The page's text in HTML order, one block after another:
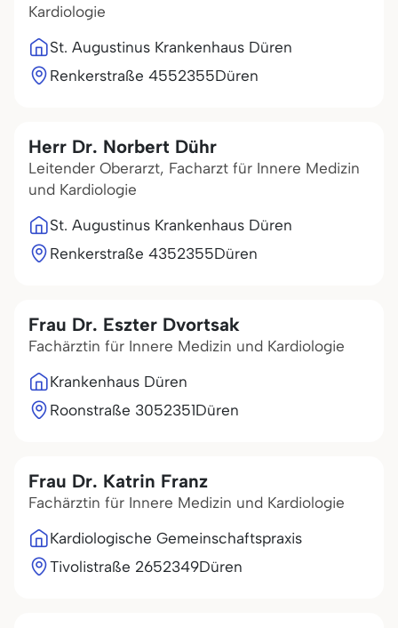
Kardiologie
St. Augustinus Krankenhaus Düren
Renkerstraße 4552355Düren
Herr Dr. Norbert Dühr
Leitender Oberarzt, Facharzt für Innere Medizin
und Kardiologie
St. Augustinus Krankenhaus Düren
Renkerstraße 4352355Düren
Frau Dr. Eszter Dvortsak
Fachärztin für Innere Medizin und Kardiologie
Krankenhaus Düren
Roonstraße 3052351Düren
Frau Dr. Katrin Franz
Fachärztin für Innere Medizin und Kardiologie
Kardiologische Gemeinschaftspraxis
Tivolistraße 2652349Düren